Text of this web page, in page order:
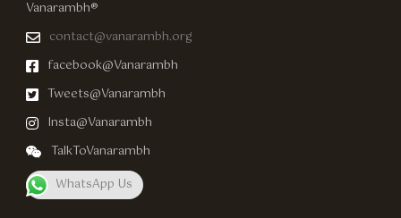
Vanarambh®
contact@vanarambh.org
facebook@Vanarambh
Tweets@Vanarambh
Insta@Vanarambh
TalkToVanarambh
WhatsApp Us